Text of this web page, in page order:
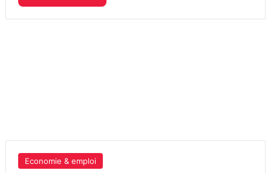
Economie & emploi